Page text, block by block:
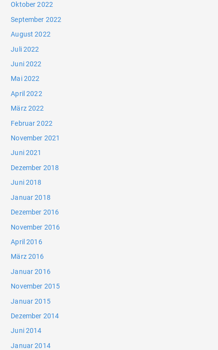
Oktober 2022
September 2022
August 2022
Juli 2022
Juni 2022
Mai 2022
April 2022
März 2022
Februar 2022
November 2021
Juni 2021
Dezember 2018
Juni 2018
Januar 2018
Dezember 2016
November 2016
April 2016
März 2016
Januar 2016
November 2015
Januar 2015
Dezember 2014
Juni 2014
Januar 2014